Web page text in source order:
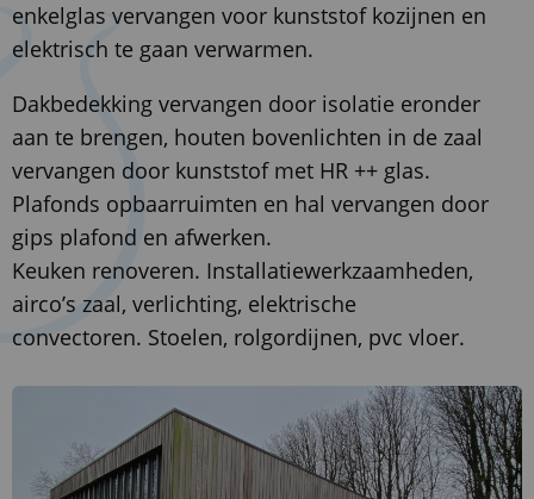
enkelglas vervangen voor kunststof kozijnen en
elektrisch te gaan verwarmen.
Dakbedekking vervangen door isolatie eronder
aan te brengen, houten bovenlichten in de zaal
vervangen door kunststof met HR ++ glas.
Plafonds opbaarruimten en hal vervangen door
gips plafond en afwerken.
Keuken renoveren. Installatiewerkzaamheden,
airco’s zaal, verlichting, elektrische
convectoren. Stoelen, rolgordijnen, pvc vloer.